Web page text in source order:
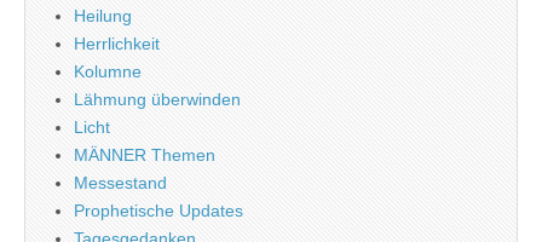
Heilung
Herrlichkeit
Kolumne
Lähmung überwinden
Licht
MÄNNER Themen
Messestand
Prophetische Updates